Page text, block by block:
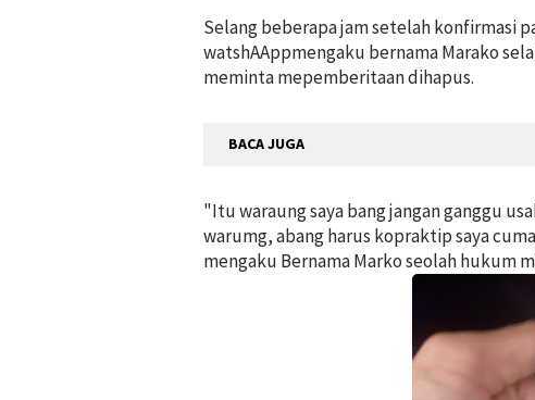
Selang beberapa jam setelah konfirmasi
watshAAppmengaku bernama Marako
meminta mepemberitaan dihapus.
BACA JUGA
"Itu waraung saya bang jangan ganggu
warumg, abang harus kopraktip saya
mengaku Bernama Marko seolah hukum